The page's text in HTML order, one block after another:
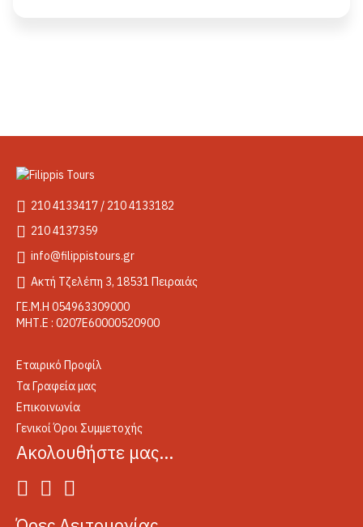
210 4133417 / 210 4133182
210 4137359
info@filippistours.gr
Ακτή Τζελέπη 3, 18531 Πειραιάς
ΓΕ.Μ.Η 054963309000
ΜΗΤ.Ε : 0207Ε60000520900
Εταιρικό Προφίλ
Τα Γραφεία μας
Επικοινωνία
Γενικοί Όροι Συμμετοχής
Ακολουθήστε μας…